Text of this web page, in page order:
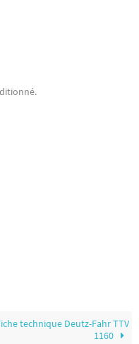
technique Deutz-Fahr TTV
1160